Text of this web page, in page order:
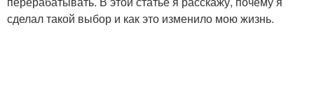
сделал такой выбор и как это изменило мою жизнь.